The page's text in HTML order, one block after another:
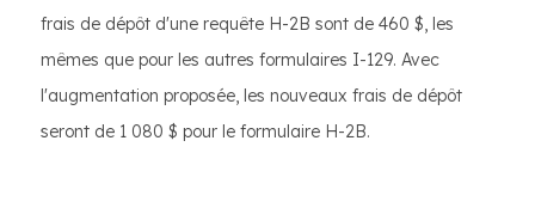
frais de dépôt d'une requête H-2B sont de 460 $, les
mêmes que pour les autres formulaires I-129. Avec
l'augmentation proposée, les nouveaux frais de dépôt
seront de 1 080 $ pour le formulaire H-2B.